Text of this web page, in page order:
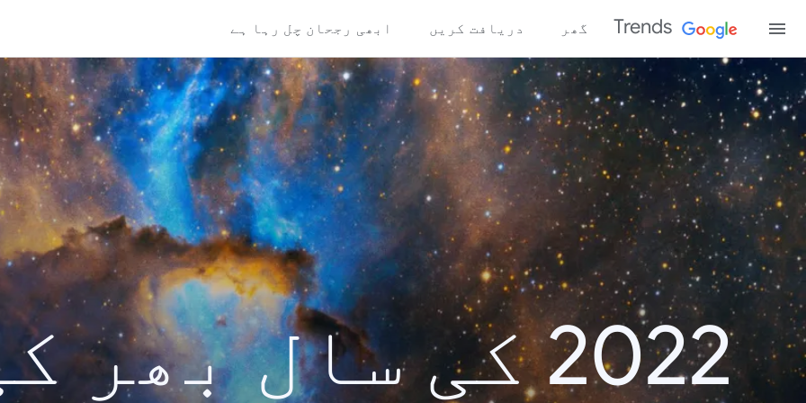
Trends گھر دریافت کریں ابھی رجحان چل رہا ہے
2022 کی سال بھر